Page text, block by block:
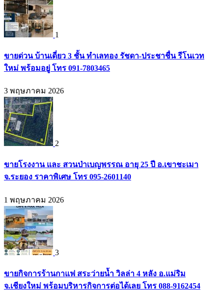
1
ขายด่วน บ้านเดี่ยว 3 ชั้น ทำเลทอง รัชดา-ประชาชื่น รีโนเวท
ใหม่ พร้อมอยู่ โทร 091-7803465
3 พฤษภาคม 2026
2
ขายโรงงาน และ สวนป่าเบญพรรณ อายุ 25 ปี อ.เขาชะเมา
จ.ระยอง ราคาพิเศษ โทร 095-2601140
1 พฤษภาคม 2026
3
ขายกิจการร้านกาแฟ สระว่ายน้ำ วิลล่า 4 หลัง อ.แม่ริม
จ.เชียงใหม่ พร้อมบริหารกิจการต่อได้เลย โทร 088-9162454